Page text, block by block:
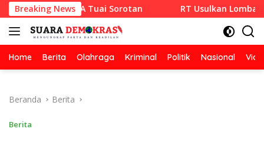
Langsung
ke
konten
Breaking News
SETIA Tuai Sorotan RT Usulkan Lomba
Home Berita Olahraga Kriminal Politik Nasional
Beranda Berita
Berita